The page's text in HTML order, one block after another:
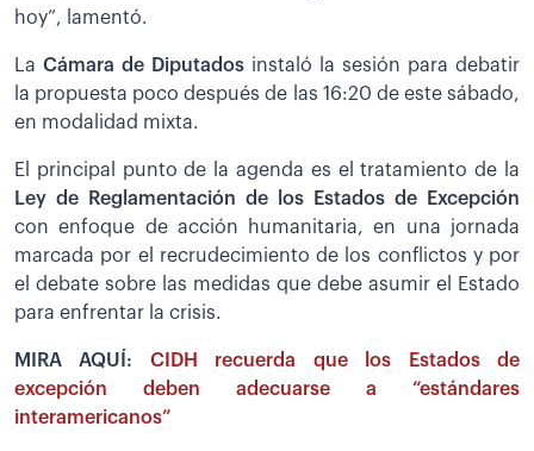
hoy”, lamentó.
La Cámara de Diputados instaló la sesión para debatir
la propuesta poco después de las 16:20 de este sábado,
en modalidad mixta.
El principal punto de la agenda es el tratamiento de la
Ley de Reglamentación de los Estados de Excepción
con enfoque de acción humanitaria, en una jornada
marcada por el recrudecimiento de los conflictos y por
el debate sobre las medidas que debe asumir el Estado
para enfrentar la crisis.
MIRA AQUÍ: CIDH recuerda que los Estados de
excepción deben adecuarse a “estándares
interamericanos”